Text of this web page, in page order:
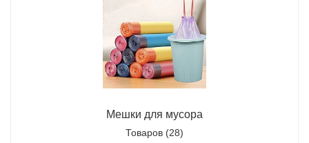
Мешки для мусора
Товаров (28)